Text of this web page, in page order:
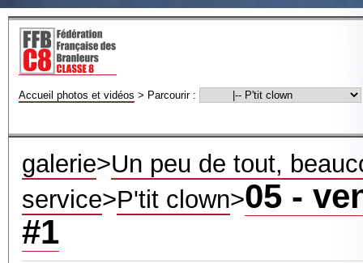
Accueil photos et vidéos > Parcourir :
galerie>Un peu de tout,
service>P'tit clown>05 -
#1